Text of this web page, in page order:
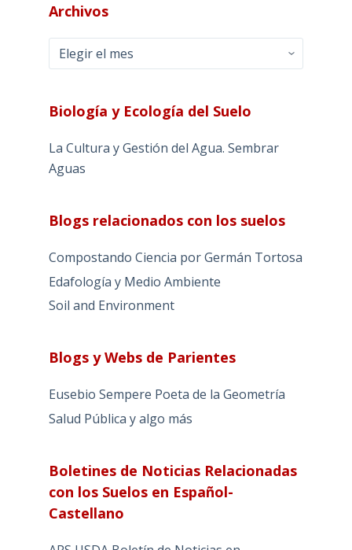
Archivos
Archivos
Biología y Ecología del Suelo
La Cultura y Gestión del Agua. Sembrar
Aguas
Blogs relacionados con los suelos
Compostando Ciencia por Germán Tortosa
Edafología y Medio Ambiente
Soil and Environment
Blogs y Webs de Parientes
Eusebio Sempere Poeta de la Geometría
Salud Pública y algo más
Boletines de Noticias Relacionadas
con los Suelos en Español-
Castellano